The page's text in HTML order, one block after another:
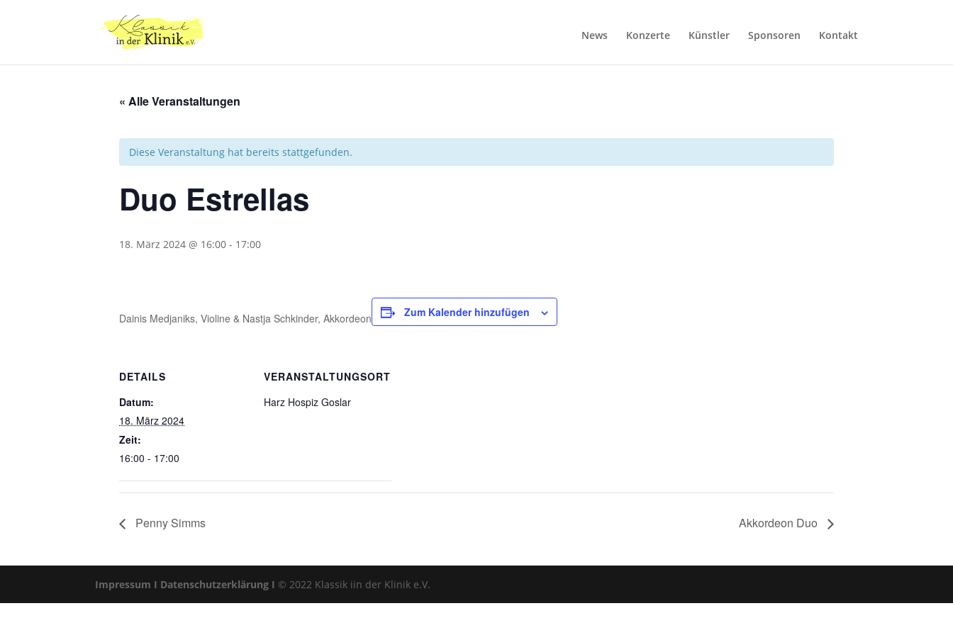
News Konzerte Künstler Sponsoren Kontakt
« Alle Veranstaltungen
Diese Veranstaltung hat bereits stattgefunden.
Duo Estrellas
18. März 2024 @ 16:00 - 17:00
Dainis Medjaniks, Violine & Nastja Schkinder, Akkordeon Zum Kalender hinzufügen
DETAILS
Datum:
18. März 2024
Zeit:
16:00 - 17:00
VERANSTALTUNGSORT
Harz Hospiz Goslar
Penny Simms Akkordeon Duo
Impressum I Datenschutzerklärung I © 2022 Klassik iin der Klinik e.V.